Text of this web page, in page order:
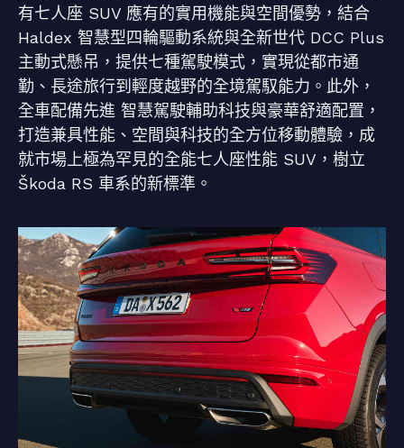
有七人座 SUV 應有的實用機能與空間優勢，結合
Haldex 智慧型四輪驅動系統與全新世代 DCC Plus
主動式懸吊，提供七種駕駛模式，實現從都市通
勤、長途旅行到輕度越野的全境駕馭能力。此外，
全車配備先進 智慧駕駛輔助科技與豪華舒適配置，
打造兼具性能、空間與科技的全方位移動體驗，成
就市場上極為罕見的全能七人座性能 SUV，樹立
Škoda RS 車系的新標準。